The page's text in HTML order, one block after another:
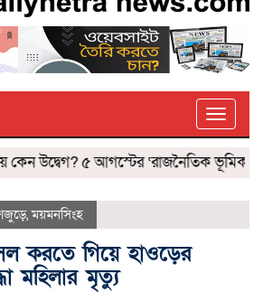
উদ্বেগ? ৫ আগস্টের ‘রাজনৈতিক ভূমিকম্প’ও
,ময়মনসিংহ
করতে গিয়ে হাওড়ের
মহিলার মৃত্যু